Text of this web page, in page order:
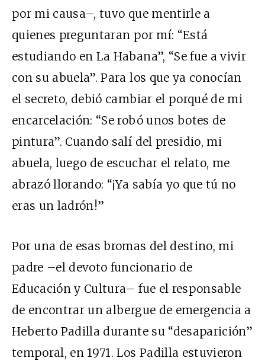
por mi causa–, tuvo que mentirle a
quienes preguntaran por mí: “Está
estudiando en La Habana”, “Se fue a vivir
con su abuela”. Para los que ya conocían
el secreto, debió cambiar el porqué de mi
encarcelación: “Se robó unos botes de
pintura”. Cuando salí del presidio, mi
abuela, luego de escuchar el relato, me
abrazó llorando: “¡Ya sabía yo que tú no
eras un ladrón!”
Por una de esas bromas del destino, mi
padre –el devoto funcionario de
Educación y Cultura– fue el responsable
de encontrar un albergue de emergencia a
Heberto Padilla durante su “desaparición”
temporal, en 1971. Los Padilla estuvieron